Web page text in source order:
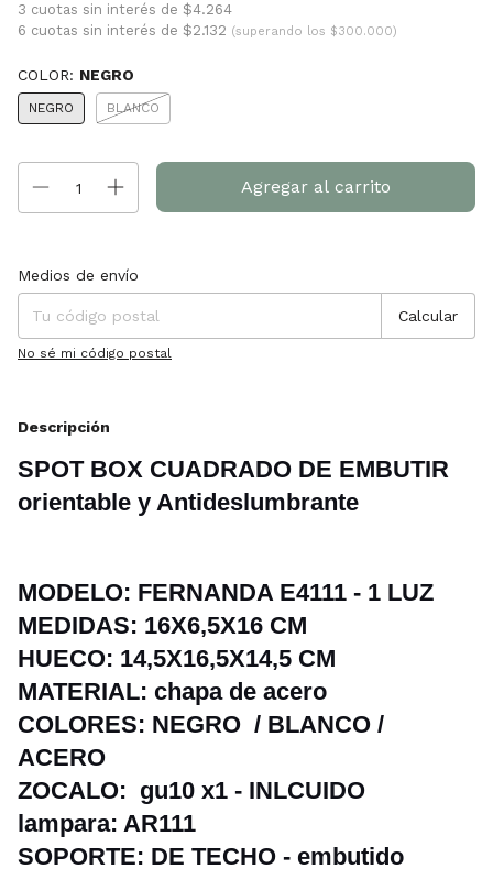
3 cuotas sin interés de $4.264
6 cuotas sin interés de $2.132 (superando los $300.000)
COLOR: NEGRO
NEGRO BLANCO
Entregas para el CP:
Medios de envío
Calcular
No sé mi código postal
Descripción
SPOT BOX CUADRADO DE EMBUTIR
orientable y Antideslumbrante
MODELO: FERNANDA E4111 - 1 LUZ
MEDIDAS: 16X6,5X16 CM
HUECO: 14,5X16,5X14,5 CM
MATERIAL: chapa de acero
COLORES: NEGRO / BLANCO /
ACERO
ZOCALO: gu10 x1 - INLCUIDO
lampara: AR111
SOPORTE: DE TECHO - embutido